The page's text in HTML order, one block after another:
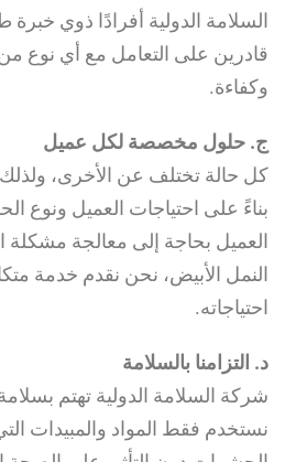
السلامة الدولية أفرادًا ذوي خبرة
قادرين على التعامل مع أي نوع
وكفاءة.
ج. حلول مخصصة لكل عميل
كل حالة تختلف عن الأخرى،
بناءً على احتياجات العميل ونوع
العميل بحاجة إلى معالجة مشكلة
النمل الأبيض، نحن نقدم خدمة
احتياجاته.
د. التزامنا بالسلامة
شركة السلامة الدولية تهتم بسلامة
نستخدم فقط المواد والمبيدات